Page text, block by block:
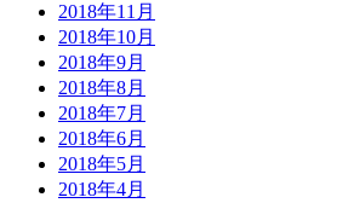
2018年11月
2018年10月
2018年9月
2018年8月
2018年7月
2018年6月
2018年5月
2018年4月